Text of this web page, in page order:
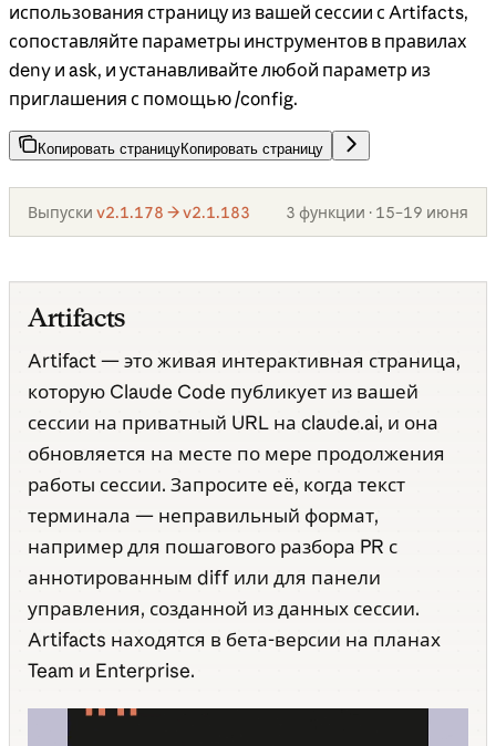
использования страницу из вашей сессии с Artifacts,
сопоставляйте параметры инструментов в правилах
deny и ask, и устанавливайте любой параметр из
приглашения с помощью /config.
Копировать страницуКопировать страницу
Выпуски v2.1.178 → v2.1.183 3 функции · 15–19 июня
Artifacts
Artifact — это живая интерактивная страница,
которую Claude Code публикует из вашей
сессии на приватный URL на claude.ai, и она
обновляется на месте по мере продолжения
работы сессии. Запросите её, когда текст
терминала — неправильный формат,
например для пошагового разбора PR с
аннотированным diff или для панели
управления, созданной из данных сессии.
Artifacts находятся в бета-версии на планах
Team и Enterprise.